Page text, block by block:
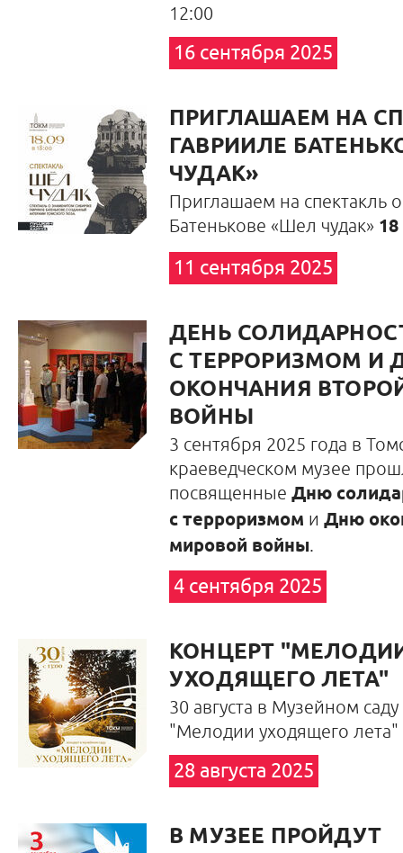
12:00
16 сентября 2025
ПРИГЛАШАЕМ НА
ГАВРИИЛЕ
ЧУДАК»
Приглашаем на спектакль
Батенькове «Шел чудак»
11 сентября 2025
ДЕНЬ
С ТЕРРОРИЗМОМ И
ОКОНЧАНИЯ
ВОЙНЫ
3 сентября 2025 года в
краеведческом музее про
посвященные Дню
с терроризмом и Дню
мировой войны.
4 сентября 2025
КОНЦЕРТ
УХОДЯЩЕГО ЛЕТА"
30 августа в Музейном
"Мелодии уходящего лета"
28 августа 2025
В МУЗЕЕ ПРОЙДУТ